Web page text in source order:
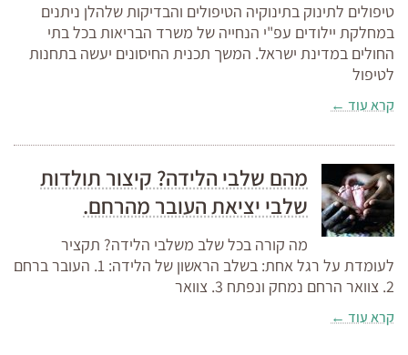
טיפולים לתינוק בתינוקיה הטיפולים והבדיקות שלהלן ניתנים
במחלקת יילודים עפ"י הנחייה של משרד הבריאות בכל בתי
החולים במדינת ישראל. המשך תכנית החיסונים יעשה בתחנות
לטיפול
קרא עוד ←
מהם שלבי הלידה? קיצור תולדות
שלבי יציאת העובר מהרחם.
מה קורה בכל שלב משלבי הלידה? תקציר
לעומדת על רגל אחת: בשלב הראשון של הלידה: 1. העובר ברחם
2. צוואר הרחם נמחק ונפתח 3. צוואר
קרא עוד ←